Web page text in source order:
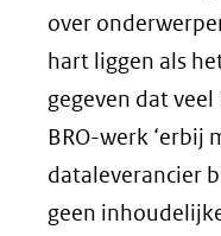
over
hart liggen als
gegeven dat
BRO-werk ‘erbij
dataleverancier
geen